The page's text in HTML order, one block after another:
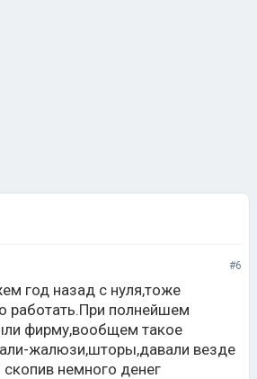
#6
год назад с нуля,тоже
работать.При полнейшем
фирму,вообщем такое
жалюзи,шторы,давали везде
немного денег